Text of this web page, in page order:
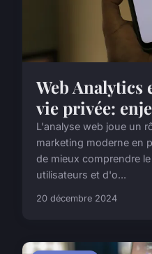
Web Analytics
vie privée:
L'analyse web joue un
marketing moderne en
de mieux comprendre
utilisateurs et d'o...
20 décembre 2024